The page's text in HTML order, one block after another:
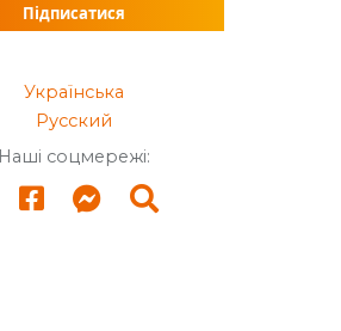
Підписатися
Українська
Русский
Наші соцмережі: